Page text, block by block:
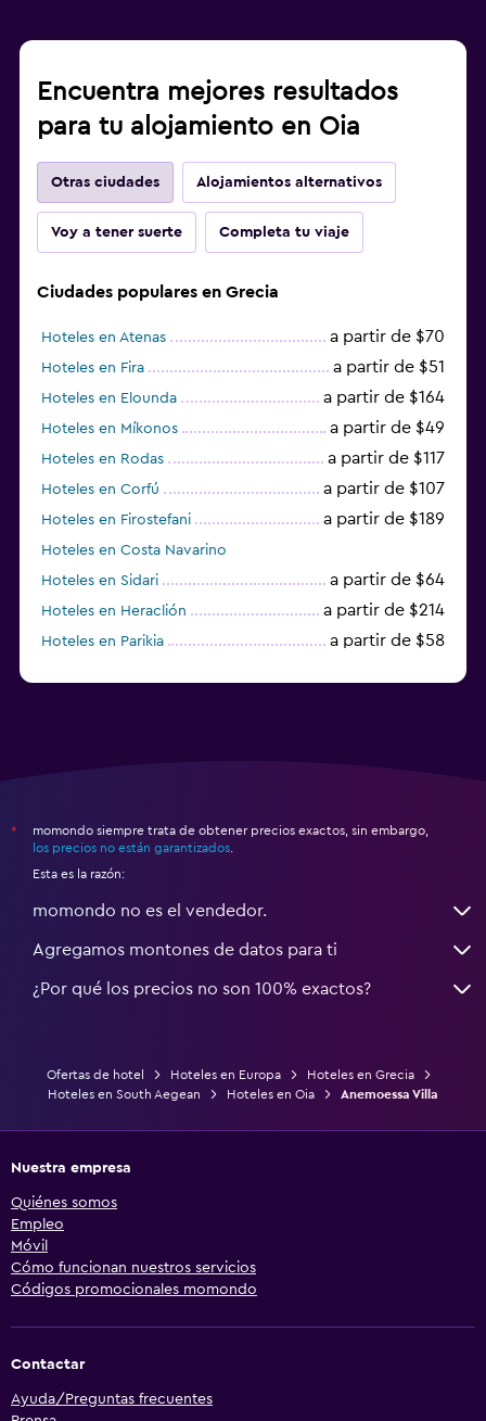
Encuentra mejores resultados
para tu alojamiento en Oia
Otras ciudades Alojamientos alternativos
Voy a tener suerte Completa tu viaje
Ciudades populares en Grecia
Hoteles en Atenas a partir de $70
Hoteles en Fira a partir de $51
Hoteles en Elounda a partir de $164
Hoteles en Míkonos a partir de $49
Hoteles en Rodas a partir de $117
Hoteles en Corfú a partir de $107
Hoteles en Firostefani a partir de $189
Hoteles en Costa Navarino
Hoteles en Sidari
a partir de $64
Hoteles en Heraclión a partir de $214
Hoteles en Parikia a partir de $58
*
momondo siempre trata de obtener precios exactos, sin embargo,
los precios no están garantizados
Esta es la razón:
momondo no es el vendedor.
Agregamos montones de datos para ti
¿Por qué los precios no son 100% exactos?
Ofertas de hotel Hoteles en Europa
Hoteles en Grecia
Hoteles en South Aegean
Hoteles en Oia Anemoessa Villa
Nuestra empresa
Quiénes somos
Empleo
Móvil
Cómo funcionan nuestros servicios
Códigos promocionales momondo
Contactar
Ayuda/Preguntas frecuentes